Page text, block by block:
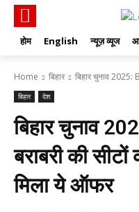
होम English न्यूज़ व्यूज
Home बिहार बिहार चुनाव 2025:
बिहार देश
बिहार चुनाव
बराबरी की
मिला ये ऑफर